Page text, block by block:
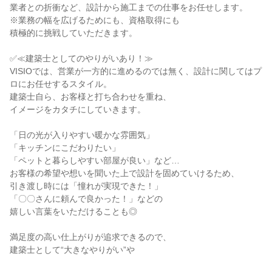
業者との折衝など、設計から施工までの仕事をお任せします。
※業務の幅を広げるためにも、資格取得にも
積極的に挑戦していただきます。
✅≪建築士としてのやりがいあり！≫
VISIOでは、営業が一方的に進めるのでは無く、設計に関してはプ
ロにお任せするスタイル。
建築士自ら、お客様と打ち合わせを重ね、
イメージをカタチにしていきます。
「日の光が入りやすい暖かな雰囲気」
「キッチンにこだわりたい」
「ペットと暮らしやすい部屋が良い」など…
お客様の希望や想いを聞いた上で設計を固めていけるため、
引き渡し時には「憧れが実現できた！」
「〇〇さんに頼んで良かった！」などの
嬉しい言葉をいただけることも◎
満足度の高い仕上がりが追求できるので、
建築士として“大きなやりがい”や